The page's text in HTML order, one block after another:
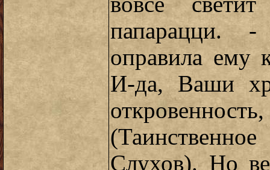
папарацци.
оправила ему
И-да, Ваши
Слухов). Но